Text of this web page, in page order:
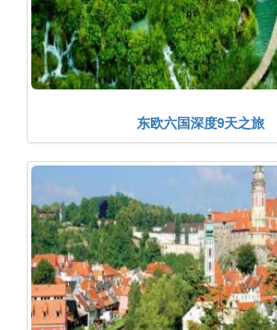
东欧六国深度9天之旅